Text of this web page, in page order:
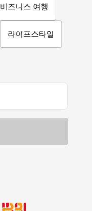
비즈니스 여행
라이프스타일